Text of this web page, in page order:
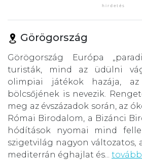
Görögország
Görögország Európa
turisták, mind az üdülni
olimpiai játékok hazája,
bölcsőjének is nevezik.
meg az évszázadok során, az
Római Birodalom, a Bizánci
hódítások nyomai mind
szigetvilág nagyon változatos,
mediterrán éghajlat és... tovább